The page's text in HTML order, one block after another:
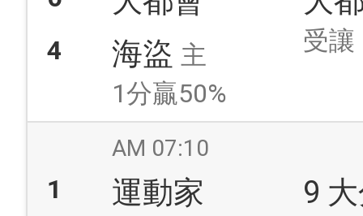
4 海盜 主
1分贏50%
受讓
AM 07:10
1 運動家 9